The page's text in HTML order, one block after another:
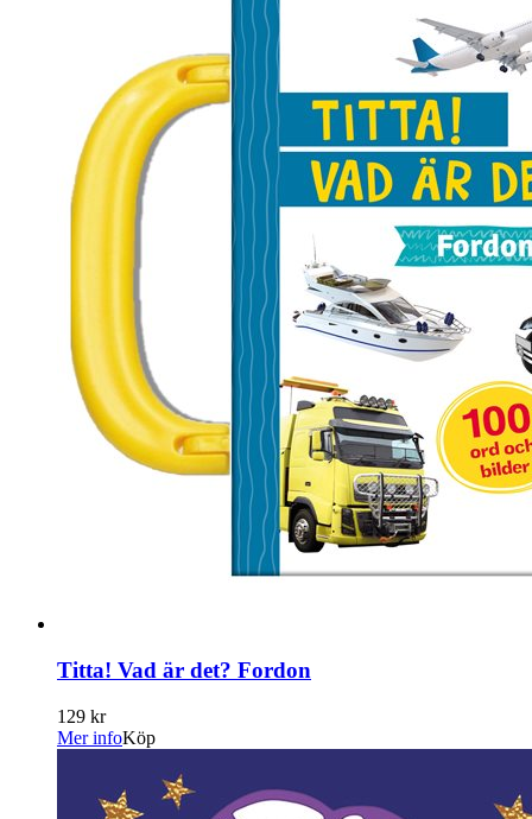
Titta! Vad är det? Fordon
129 kr
Mer infoKöp